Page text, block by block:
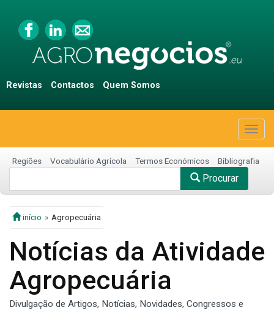
Revistas Contactos Quem Somos
Regiões Vocabulário Agrícola Termos Económicos Bibliografia
Procurar
início Agropecuária
Notícias da Atividade
Agropecuária
Divulgação de Artigos, Notícias, Novidades, Congressos e